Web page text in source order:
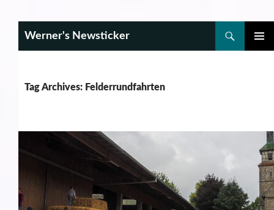
Werner's Newsticker
Tag Archives: Felderrundfahrten